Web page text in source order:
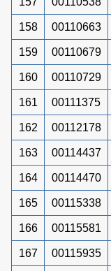
158 00110663
159 00110679
160 00110729
161 00111375
162 00112178
163 00114437
164 00114470
165 00115338
166 00115581
167 00115935